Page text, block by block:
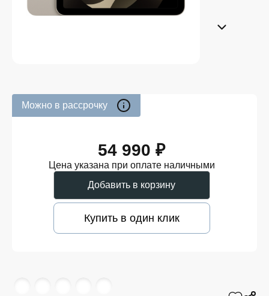
Можно в рассрочку
54 990 ₽
Цена указана при оплате наличными
Добавить в корзину
Купить в один клик